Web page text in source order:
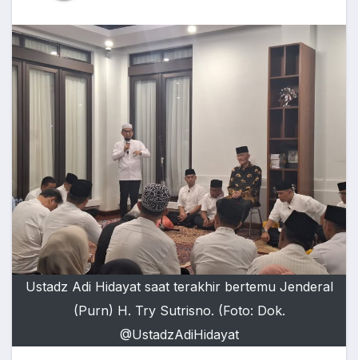
Ustadz Adi Hidayat saat terakhir bertemu Jenderal
(Purn) H. Try Sutrisno. (Foto: Dok.
@UstadzAdiHidayat